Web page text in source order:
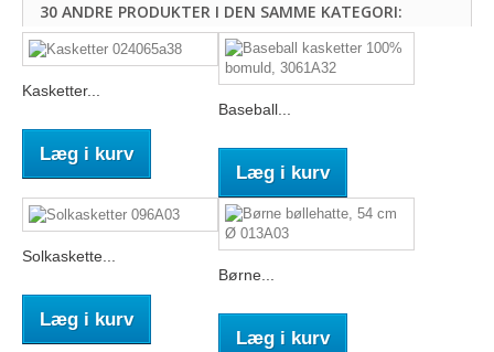
30 ANDRE PRODUKTER I DEN SAMME KATEGORI:
Kasketter...
Læg i kurv
Baseball...
Læg i kurv
Solkaskette...
Læg i kurv
Børne...
Læg i kurv